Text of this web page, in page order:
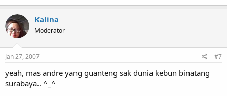
Kalina
Moderator
Jan 27, 2007 #7
yeah, mas andre yang guanteng sak dunia kebun binatang
surabaya.. ^_^